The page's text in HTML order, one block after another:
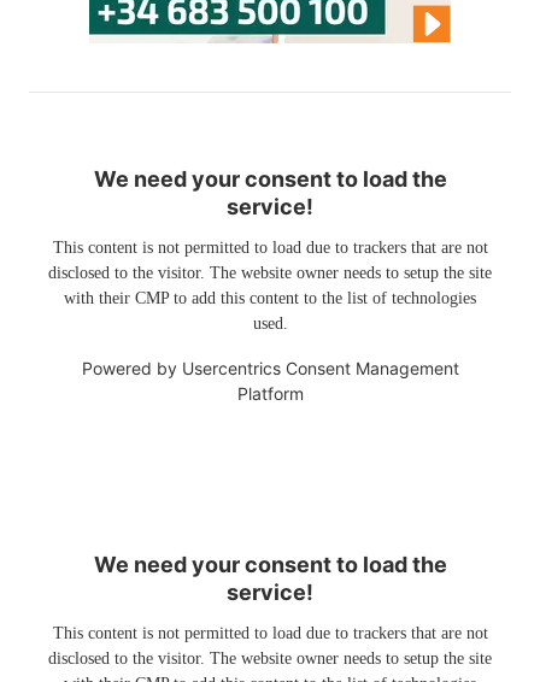
We need your consent to load the
service!
This content is not permitted to load due to trackers that are not
disclosed to the visitor. The website owner needs to setup the site
with their CMP to add this content to the list of technologies
used.
Powered by Usercentrics Consent Management
Platform
We need your consent to load the
service!
This content is not permitted to load due to trackers that are not
disclosed to the visitor. The website owner needs to setup the site